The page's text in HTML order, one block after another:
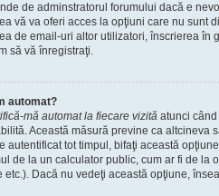
de adminstratorul forumului dacă e
vă va oferi acces la opţiuni care nu sunt
de email-uri altor utilizatori, înscrierea în
să vă înregistraţi.
automat?
mă automat la fiecare vizită atunci
Această măsură previne ca altcineva
autentificat tot timpul, bifaţi această
de la un calculator public, cum ar fi de la
Dacă nu vedeţi această opţiune,